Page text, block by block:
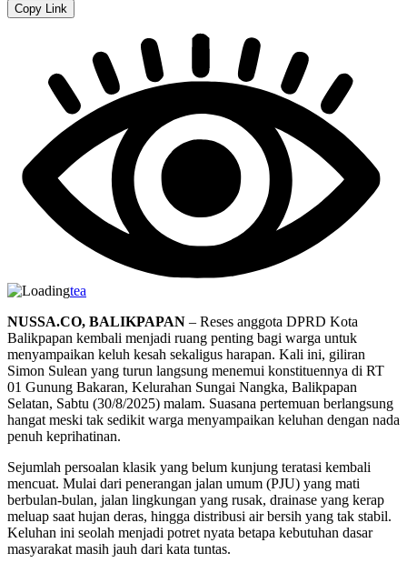
Copy Link
tea
NUSSA.CO, BALIKPAPAN – Reses anggota DPRD Kota
Balikpapan kembali menjadi ruang penting bagi warga untuk
menyampaikan keluh kesah sekaligus harapan. Kali ini, giliran
Simon Sulean yang turun langsung menemui konstituennya di RT
01 Gunung Bakaran, Kelurahan Sungai Nangka, Balikpapan
Selatan, Sabtu (30/8/2025) malam. Suasana pertemuan berlangsung
hangat meski tak sedikit warga menyampaikan keluhan dengan nada
penuh keprihatinan.
Sejumlah persoalan klasik yang belum kunjung teratasi kembali
mencuat. Mulai dari penerangan jalan umum (PJU) yang mati
berbulan-bulan, jalan lingkungan yang rusak, drainase yang kerap
meluap saat hujan deras, hingga distribusi air bersih yang tak stabil.
Keluhan ini seolah menjadi potret nyata betapa kebutuhan dasar
masyarakat masih jauh dari kata tuntas.